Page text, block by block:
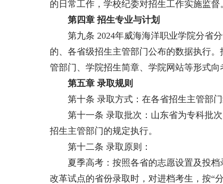
的日常工作，学校纪委对招生工作实施监督
第四章 招生专业与计划
第九条 2024年威海海洋职业学院分省分
的、各省级招生主管部门公布的数据执行
管部门、学院招生简章、学院网站等形式向
第五章 录取规则
第十条 录取方式：在各省招生主管部门
第十一条 录取批次：山东省为专科批次
招生主管部门的规定执行。
第十二条 录取原则：
夏季高考：按照各省的志愿设置及投档
改革试点的省份录取时，对进档考生，按“